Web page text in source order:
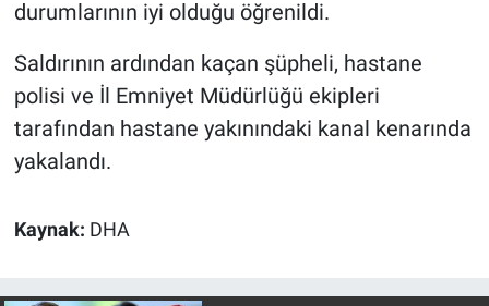
durumlarının iyi olduğu öğrenildi.
Saldırının ardından kaçan şüpheli, hastane
polisi ve İl Emniyet Müdürlüğü ekipleri
tarafından hastane yakınındaki kanal kenarında
yakalandı.
Kaynak: DHA
Programlar
Sağlık
Spor
Teknoloji